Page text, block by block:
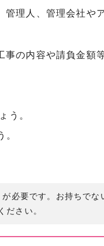
理人、管理会社や
の内容や請負金額
う。
必要です。お持ちでな
ださい。